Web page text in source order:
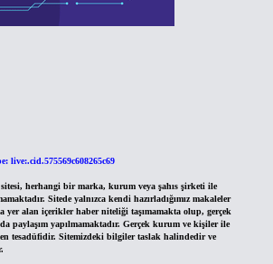
live:.cid.575569c608265c69
herhangi bir marka, kurum veya şahıs şirketi ile
Sitede yalnızca kendi hazırladığımız makaleler
yer alan içerikler haber niteliği taşımamakta olup, gerçek
paylaşım yapılmamaktadır. Gerçek kurum ve kişiler ile
tesadüfidir. Sitemizdeki bilgiler taslak halindedir ve